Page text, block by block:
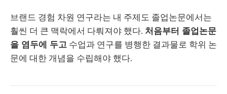
브랜드 경험 차원 연구라는 내 주제도 졸업논문에서는
훨씬 더 큰 맥락에서 다뤄져야 했다. 처음부터 졸업논문
을 염두에 두고 수업과 연구를 병행한 결과물로 학위 논
문에 대한 개념을 수립해야 했다.